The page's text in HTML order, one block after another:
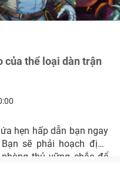
của thể loại dàn trận
hẹn hấp dẫn bạn ngay
sẽ phải hoạch định
thủ vững chắc để